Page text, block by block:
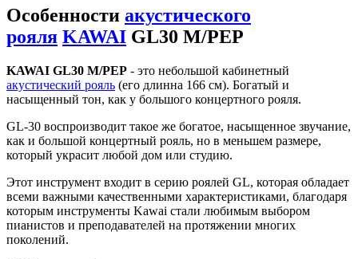
Особенности акустического
рояля KAWAI GL30 M/PEP
KAWAI GL30 M/PEP - это небольшой кабинетный
акустический рояль (его длинна 166 см). Богатый и
насыщенный тон, как у большого концертного рояля.
GL-30 воспроизводит такое же богатое, насыщенное звучание,
как и большой концертный рояль, но в меньшем размере,
который украсит любой дом или студию.
Этот инструмент входит в серию роялей GL, которая обладает
всеми важными качественными характеристиками, благодаря
которым инструменты Kawai стали любимым выбором
пианистов и преподавателей на протяжении многих
поколений.